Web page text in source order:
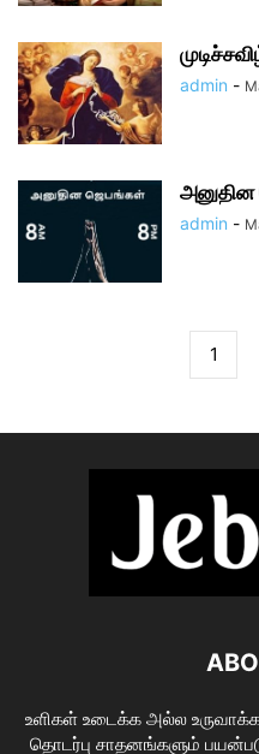
admin -
admin -
1
உளிகள் உடைக்க அல்ல
தொடர்பு சாதனங்களும்